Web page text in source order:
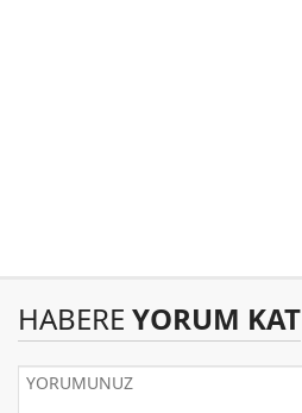
HABERE YORUM KAT